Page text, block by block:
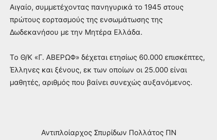
Αιγαίο, συμμετέχοντας πανηγυρικά το 1945 στους
πρώτους εορτασμούς της ενσωμάτωσης της
Δωδεκανήσου με την Μητέρα Ελλάδα.
Το Θ/Κ «Γ. ΑΒΕΡΩΦ» δέχεται ετησίως 60.000 επισκέπτες,
Έλληνες και ξένους, εκ των οποίων οι 25.000 είναι
μαθητές, αριθμός που βαίνει συνεχώς αυξανόμενος.
Αντιπλοίαρχος Σπυρίδων Πολλάτος ΠΝ